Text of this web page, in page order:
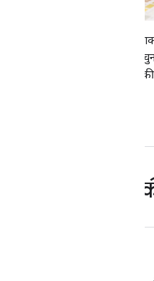
खाता
करने